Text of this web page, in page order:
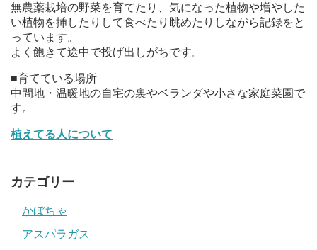
無農薬栽培の野菜を育てたり、気になった植物や増やした
い植物を挿したりして食べたり眺めたりしながら記録をと
っています。
よく飽きて途中で投げ出しがちです。
■育てている場所
中間地・温暖地の自宅の裏やベランダや小さな家庭菜園で
す。
植えてる人について
カテゴリー
かぼちゃ
アスパラガス